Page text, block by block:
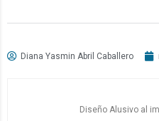
Diana Yasmin Abril Caballero
Diseño Alusivo al